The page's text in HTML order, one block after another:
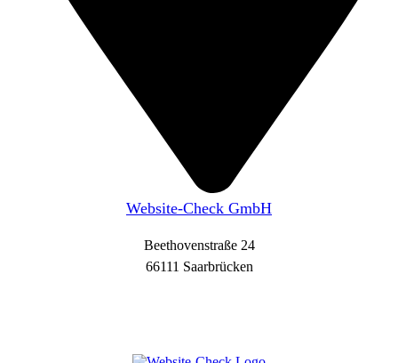
Website-Check GmbH
Beethovenstraße 24
66111 Saarbrücken